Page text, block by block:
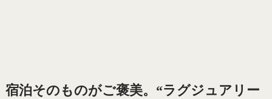
宿泊そのものがご褒美。“ラグジュアリー